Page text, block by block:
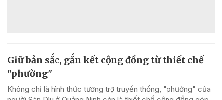
Giữ bản sắc, gắn kết cộng đồng từ thiết chế
"phường"
Không chỉ là hình thức tương trợ truyền thống, "phường" của